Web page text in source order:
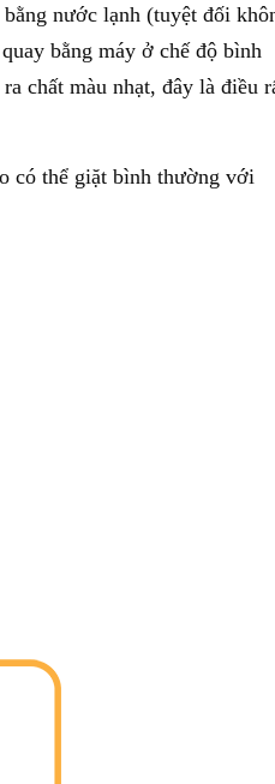
nước lạnh (tuyệt đối
bằng máy ở chế độ bình
chất màu nhạt, đây là điều
có thể giặt bình thường với